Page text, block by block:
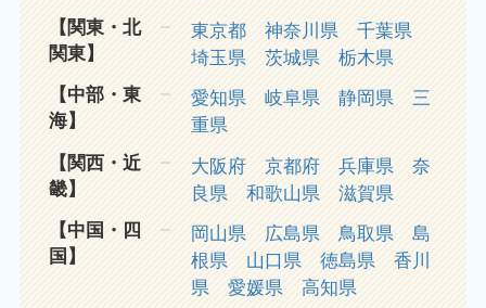
【関東・北
関東】
東京都 神奈川県
千葉県
埼玉県
茨城県 栃木県
【中部・東
海】
愛知県 岐阜県 静岡県
三
重県
【関西・近
畿】
大阪府 京都府 兵庫県
奈
良県
和歌山県 滋賀県
【中国・四
国】
岡山県 広島県 鳥取県
島
根県
山口県 徳島県
香川
県
愛媛県 高知県